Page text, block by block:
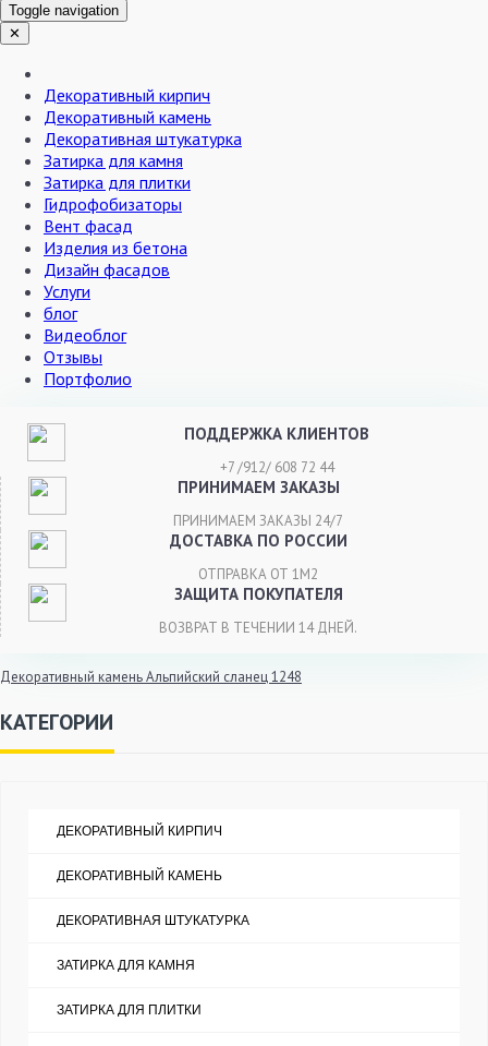
Toggle navigation
✕
Декоративный кирпич
Декоративный камень
Декоративная штукатурка
Затирка для камня
Затирка для плитки
Гидрофобизаторы
Вент фасад
Изделия из бетона
Дизайн фасадов
Услуги
блог
Видеоблог
Отзывы
Портфолио
ПОДДЕРЖКА КЛИЕНТОВ
+7 /912/ 608 72 44
ПРИНИМАЕМ ЗАКАЗЫ
ПРИНИМАЕМ ЗАКАЗЫ 24/7
ДОСТАВКА ПО РОССИИ
ОТПРАВКА ОТ 1М2
ЗАЩИТА ПОКУПАТЕЛЯ
ВОЗВРАТ В ТЕЧЕНИИ 14 ДНЕЙ.
Декоративный камень Альпийский сланец 1248
КАТЕГОРИИ
ДЕКОРАТИВНЫЙ КИРПИЧ
ДЕКОРАТИВНЫЙ КАМЕНЬ
ДЕКОРАТИВНАЯ ШТУКАТУРКА
ЗАТИРКА ДЛЯ КАМНЯ
ЗАТИРКА ДЛЯ ПЛИТКИ